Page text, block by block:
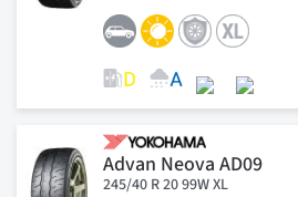
Advan Neova AD09
245/40 R 20 99W XL